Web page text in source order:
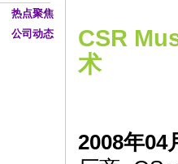
热点聚焦
公司动态
CSR
术
2008年04